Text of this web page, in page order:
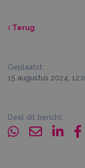
Terug
Geplaatst:
15 augustus 2024,
Deel dit bericht: